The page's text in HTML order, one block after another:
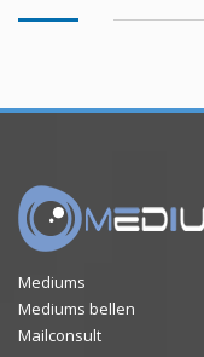
Mediums
Mediums bellen
Mailconsult